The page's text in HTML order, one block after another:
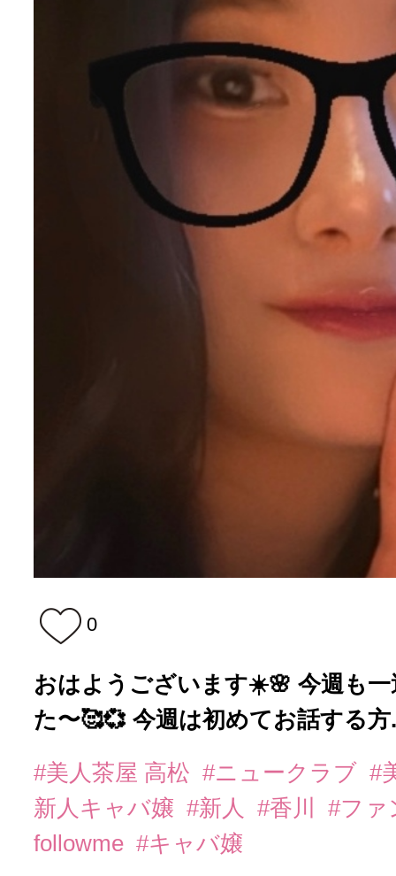
0
おはようございます☀️🌸 今週も
た〜🥰💞 今週は初めてお話する方
#美人茶屋 高松 #ニュークラブ #
新人キャバ嬢 #新人 #香川
#フ
followme #キャバ嬢